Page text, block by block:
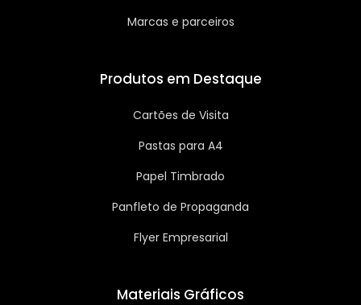
Marcas e parceiros
Produtos em Destaque
Cartões de Visita
Pastas para A4
Papel Timbrado
Panfleto de Propaganda
Flyer Empresarial
Materiais Gráficos